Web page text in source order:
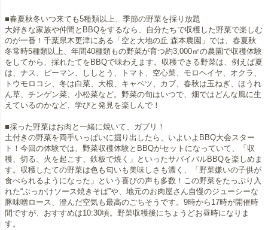
■春夏秋冬いつ来ても5種類以上、季節の野菜を採り放題
大好きな家族や仲間とBBQをするなら、自分たちで収穫した野菜で楽しむ
のが一番！千葉県木更津にある「空と大地の丘 森本農園」では、春夏秋
冬常時5種類以上、年間40種類もの野菜が育つ約3,000㎡の農園で収穫体験
をしてから、採れたてをBBQで味わえます。収穫できる野菜は、例えば夏
は、ナス、ピーマン、ししとう、トマト、空心菜、モロヘイヤ、オクラ、
トウモロコシ、冬は白菜、大根、キャベツ、カブ、春秋は玉ねぎ、ほうれ
ん草、チンゲン菜、小松菜など。野菜の旬はいつで、畑ではどんな風に生
えているのかなど、学びと発見を楽しんで！
■採った野菜はお肉と一緒に焼いて、ガブリ！
土付きの野菜を両手いっぱいに掘り出したら、いよいよBBQ大会スター
ト！今回の体験では、野菜収穫体験とBBQがセットになっていて、「収
穫、切る、火を起こす、鉄板で焼く」といったサバイバルBBQを楽しめま
す。収穫したての野菜は色も匂いも美味しさも濃く、「野菜嫌いの子供が
食べられるようになった」という喜びの声も多数！この野菜をたっぷり入
れた“ぶっかけソース焼きそば”や、地元のお肉屋さん自慢のジューシーな
豚味噌ロース、澄んだ空気も最高のごちそうです。9時から17時が開催時
間ですが、おすすめは10:30頃。野菜収穫後にちょうどお昼時になりま
す。